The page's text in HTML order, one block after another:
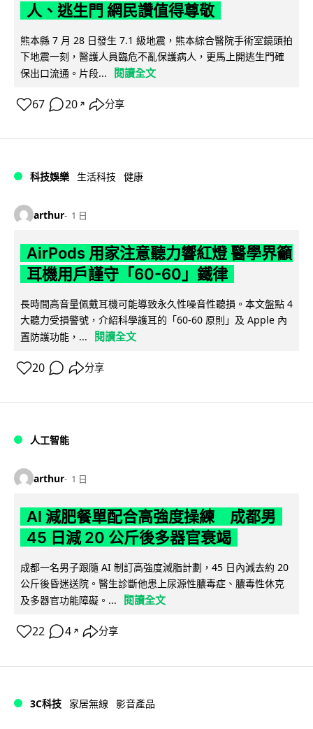
人、逃生門 網民讚值得尊敬
熊本縣 7 月 28 日發生 7.1 級地震，熊本綜合醫院手術室鏡頭拍
下地震一刻，醫護人員臨危不亂保護病人，更馬上開逃生門確
保出口流通。片段...
閱讀全文
67 20 ↗ 分享
科技娛樂 生活科技 健康
arthur 1 日
AirPods 用家注意聽力響紅燈 醫學界籲
耳機用戶謹守「60-60」鐵律
長時間高音量佩戴耳機可能導致永久性噪音性聽損。本文盤點 4
大聽力受損警號，介紹科學護耳的「60-60 原則」及 Apple 內
置防護功能，...
閱讀全文
20 分享
人工智能
arthur 1 日
AI 減肥餐單配合高強度操練 成都男
45 日減 20 公斤後多器官衰竭
成都一名男子跟隨 AI 制訂高強度減脂計劃，45 日內減去約 20
公斤後昏迷送院。醫生診斷他患上尿源性膿毒症、膿毒性休克
及多器官功能障礙。...
閱讀全文
22 4 ↗ 分享
3C科技 家居無線 影音產品